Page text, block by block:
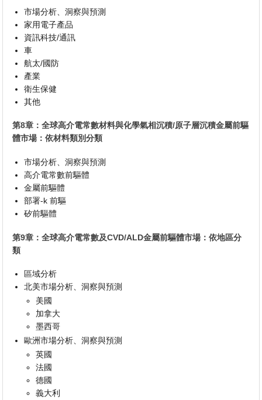
市場分析、洞察與預測
家用電子產品
資訊科技/通訊
車
航太/國防
產業
衛生保健
其他
第8章：全球高介電常數材料與化學氣相沉積/原子層沉積金屬前驅
體市場：依材料類別分類
市場分析、洞察與預測
高介電常數前驅體
金屬前驅體
部署-k 前驅
矽前驅體
第9章：全球高介電常數及CVD/ALD金屬前驅體市場：依地區分
類
區域分析
北美市場分析、洞察與預測
美國
加拿大
墨西哥
歐洲市場分析、洞察與預測
英國
法國
德國
義大利